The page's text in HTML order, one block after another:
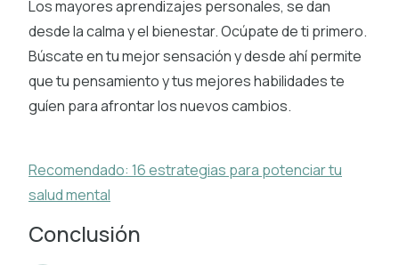
Los mayores aprendizajes personales, se dan
desde la calma y el bienestar. Ocúpate de ti primero.
Búscate en tu mejor sensación y desde ahí permite
que tu pensamiento y tus mejores habilidades te
guíen para afrontar los nuevos cambios.
Recomendado: 16 estrategias para potenciar tu
salud mental
Conclusión